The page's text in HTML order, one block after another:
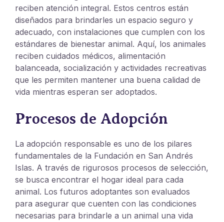
reciben atención integral. Estos centros están
diseñados para brindarles un espacio seguro y
adecuado, con instalaciones que cumplen con los
estándares de bienestar animal. Aquí, los animales
reciben cuidados médicos, alimentación
balanceada, socialización y actividades recreativas
que les permiten mantener una buena calidad de
vida mientras esperan ser adoptados.
Procesos de Adopción
La adopción responsable es uno de los pilares
fundamentales de la Fundación en San Andrés
Islas. A través de rigurosos procesos de selección,
se busca encontrar el hogar ideal para cada
animal. Los futuros adoptantes son evaluados
para asegurar que cuenten con las condiciones
necesarias para brindarle a un animal una vida